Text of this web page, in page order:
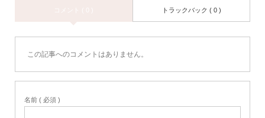
トラックバック ( 0 )
この記事へのコメントはありません。
名前 ( 必須 )